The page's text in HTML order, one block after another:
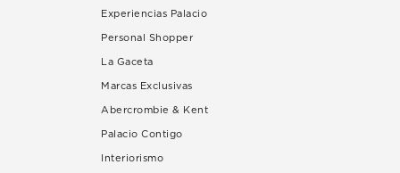
Experiencias Palacio
Personal Shopper
La Gaceta
Marcas Exclusivas
Abercrombie & Kent
Palacio Contigo
Interiorismo